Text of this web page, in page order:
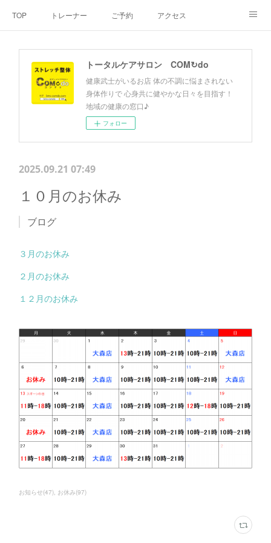
TOP トレーナー ご予約 アクセス
お客様の声
トータルケアサロン COM↻do
健康武士がいるお店 体の不調に悩まされない
身体作りで 心身共に健やかな日々を目指す！
地域の健康の窓口♪
フォロー
2025.09.21 07:49
１０月のお休み
ブログ
３月のお休み
２月のお休み
１２月のお休み
お知らせ(47) お休み(97)